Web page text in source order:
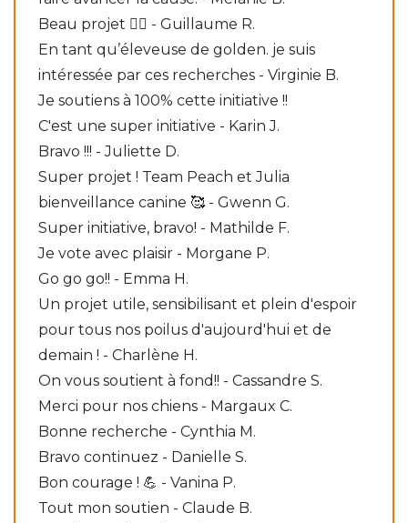
Beau projet 👍🏻 - Guillaume R.
En tant qu’éleveuse de golden. je suis
intéressée par ces recherches - Virginie B.
Je soutiens à 100% cette initiative !!
C'est une super initiative - Karin J.
Bravo !!! - Juliette D.
Super projet ! Team Peach et Julia
bienveillance canine 🥰 - Gwenn G.
Super initiative, bravo! - Mathilde F.
Je vote avec plaisir - Morgane P.
Go go go!! - Emma H.
Un projet utile, sensibilisant et plein d'espoir
pour tous nos poilus d'aujourd'hui et de
demain ! - Charlène H.
On vous soutient à fond!! - Cassandre S.
Merci pour nos chiens - Margaux C.
Bonne recherche - Cynthia M.
Bravo continuez - Danielle S.
Bon courage ! 💪 - Vanina P.
Tout mon soutien - Claude B.